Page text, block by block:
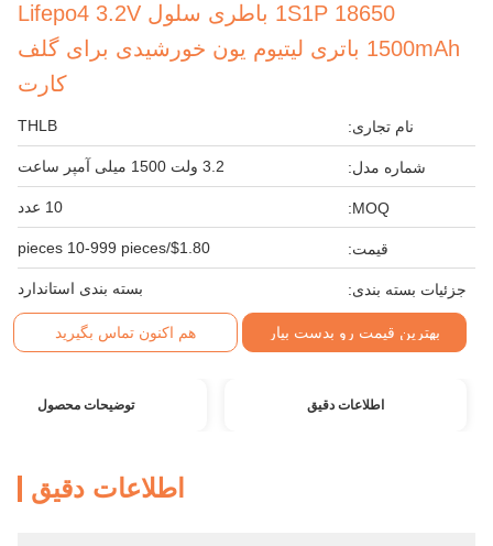
1S1P 18650 باطری سلول Lifepo4 3.2V
1500mAh باتری لیتیوم یون خورشیدی برای گلف
کارت
نام تجاری: THLB
شماره مدل: 3.2 ولت 1500 میلی آمپر ساعت
MOQ: 10 عدد
قیمت: $1.80/pieces 10-999 pieces
جزئیات بسته بندی: بسته بندی استاندارد
بهترین قیمت رو بدست بیار هم اکنون تماس بگیرید
اطلاعات دقیق توضیحات محصول
اطلاعات دقیق